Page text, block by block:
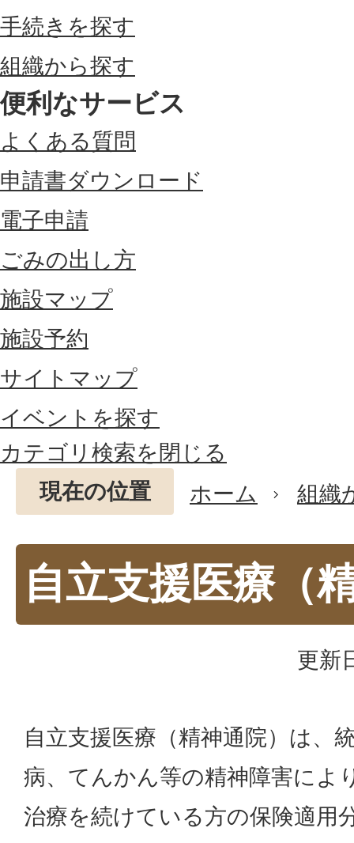
手続きを探す
組織から探す
便利なサービス
よくある質問
申請書ダウンロード
電子申請
ごみの出し方
施設マップ
施設予約
サイトマップ
イベントを探す
カテゴリ検索を閉じる
現在の位置
ホーム 組織
自立支援医療（
更新
自立支援医療（精神通院）は、
病、てんかん等の精神障害によ
治療を続けている方の保険適用